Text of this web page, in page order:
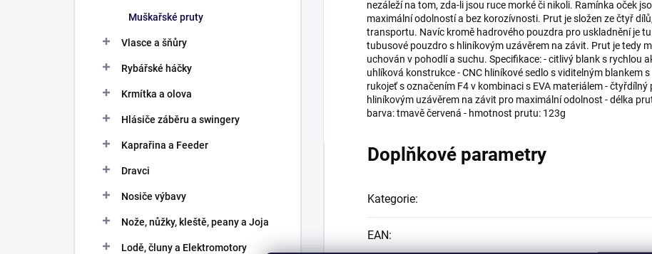
Muškařské pruty
Vlasce a šňůry
Rybářské háčky
Krmítka a olova
Hlásiče záběru a swingery
Kaprařina a Feeder
Dravci
Nosiče výbavy
Nože, nůžky, kleště, peany a Joja
Lodě, čluny a Elektromotory
nezáleží na tom, zda-li jsou ruce morké či nikoli. Ramínka oček
maximální odolností a bez korozívnosti. Prut je složen ze čtyř
transportu. Navíc kromě hadrového pouzdra pro uskladnění je
tubusové pouzdro s hliníkovým uzávěrem na závit. Prut je tedy
uchován v pohodlí a suchu. Specifikace: - citlivý blank s rychlou
uhlíková konstrukce - CNC hliníkové sedlo s viditelným blankem
rukojeť s označením F4 v kombinaci s EVA materiálem -
hliníkovým uzávěrem na závit pro maximální odolnost - délka
barva: tmavě červená - hmotnost prutu: 123g
Doplňkové parametry
Kategorie:
EAN: